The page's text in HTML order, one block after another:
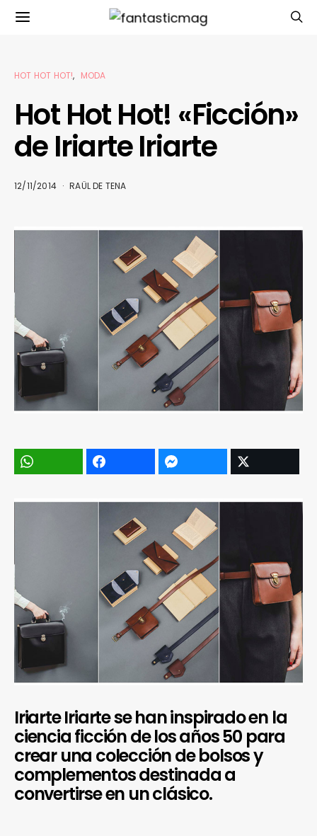
HOT HOT HOT! MODA
Hot Hot Hot! «Ficción»
de Iriarte Iriarte
12/11/2014 RAÜL DE TENA
Iriarte Iriarte se han inspirado en la
ciencia ficción de los años 50 para
crear una colección de bolsos y
complementos destinada a
convertirse en un clásico.